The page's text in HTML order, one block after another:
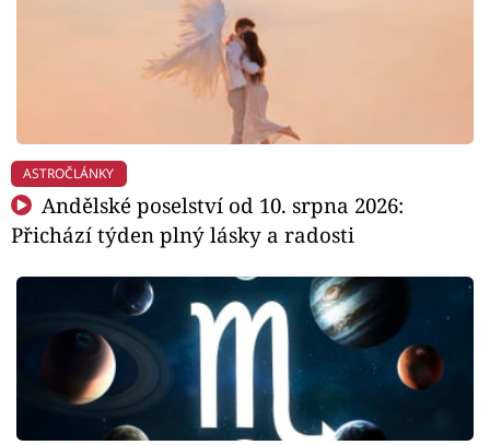
ASTROČLÁNKY
Andělské poselství od 10. srpna 2026:
Přichází týden plný lásky a radosti